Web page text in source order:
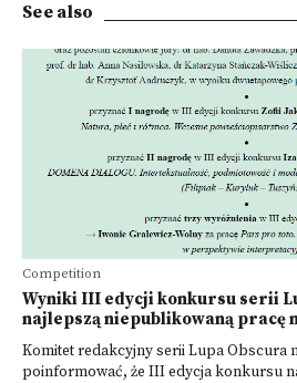
See also
Competition
Wyniki III edycji konkursu serii
najlepszą niepublikowaną pracę
Komitet redakcyjny serii Lupa Obscura
poinformować, że III edycja konkursu